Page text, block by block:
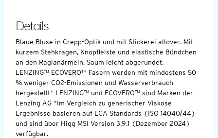
Details
Blaue Bluse in Crepp-Optik und mit Stickerei allover. Mit
kurzem Stehkragen, Knopfleiste und elastische Bündchen
an den Raglanärmeln. Saum leicht abgerundet.
LENZING™ ECOVERO™ Fasern werden mit mindestens 50
% weniger CO2-Emissionen und Wasserverbrauch
hergestellt* LENZING™ und ECOVERO™ sind Marken der
Lenzing AG *Im Vergleich zu generischer Viskose
Ergebnisse basieren auf LCA-Standards (ISO 14040/44)
und sind über Higg MSI Version 3.9.1 (Dezember 2024)
verfügbar.